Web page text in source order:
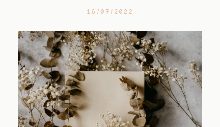
SOBRE NOSOTROS
BLOG
CONTACTO
16/07/2022